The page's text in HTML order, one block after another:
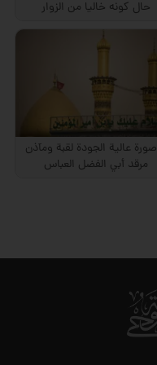
حال كونه خاليا من الزوار
صورة عالية الجودة لقبة ومآذن
مرقد أبي الفضل العباس